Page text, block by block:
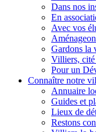
Dans nos
En
Avec vos
Gardons la
Villiers,
Pour un
Connaître notre
Annuaire
Guides et
Lieux de
Restons